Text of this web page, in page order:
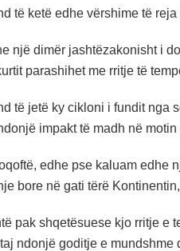
të ketë edhe vërshime të reja
një dimër jashtëzakonisht i
parashihet me rritje të
të jetë ky cikloni i fundit nga
impakt të madh në motin
edhe pse kaluam edhe
bore në gati tërë
pak shqetësuese kjo rritje e
ndonjë goditje e mundshme